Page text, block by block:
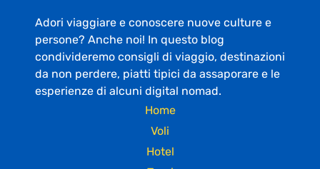
Adori viaggiare e conoscere nuove culture e
persone? Anche noi! In questo blog
condivideremo consigli di viaggio, destinazioni
da non perdere, piatti tipici da assaporare e le
esperienze di alcuni digital nomad.
Home
Voli
Hotel